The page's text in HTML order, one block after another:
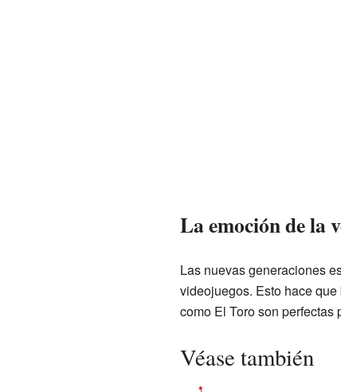
La emoción de la
Las nuevas generaciones
videojuegos. Esto hace
como El Toro son perfectas
Véase también